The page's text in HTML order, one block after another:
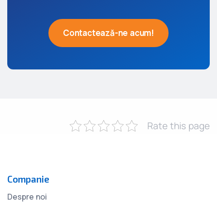
Contactează-ne acum!
Rate this page
Companie
Despre noi